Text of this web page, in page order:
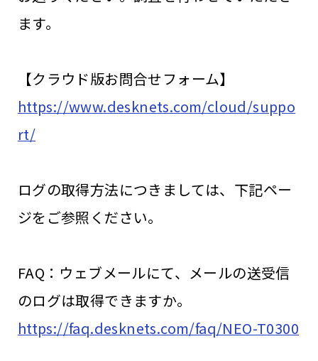
ます。
【クラウド版お問合せフォーム】
https://www.desknets.com/cloud/suppo
rt/
ログの取得方法につきましては、下記ペー
ジをご参照ください。
FAQ：ウェブメールにて、メールの送受信
のログは取得できますか。
https://faq.desknets.com/faq/NEO-T0300